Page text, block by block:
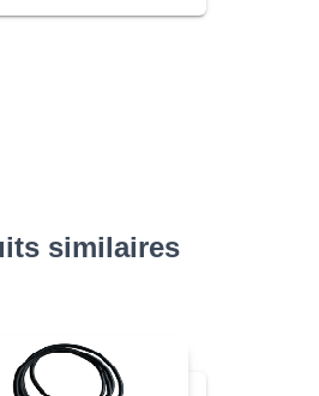
similaires